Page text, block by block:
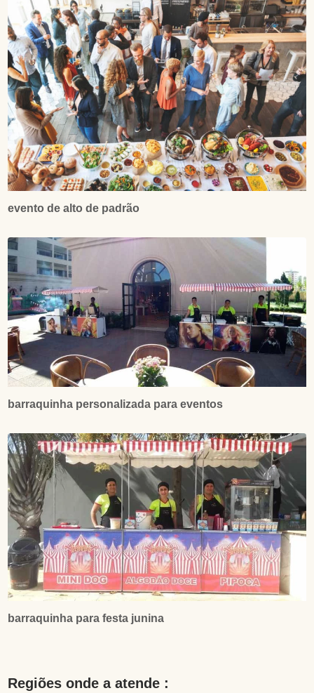
evento de alto de padrão
barraquinha personalizada para eventos
barraquinha para festa junina
Regiões onde a atende :